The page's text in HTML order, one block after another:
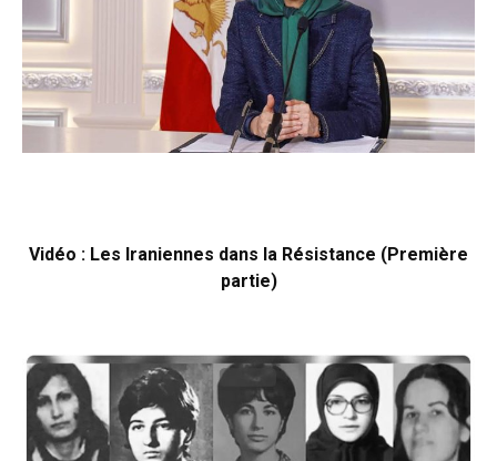
Vidéo : Les Iraniennes dans la Résistance (Première
partie)